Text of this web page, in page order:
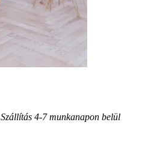
Szállítás 4-7 munkanapon belül